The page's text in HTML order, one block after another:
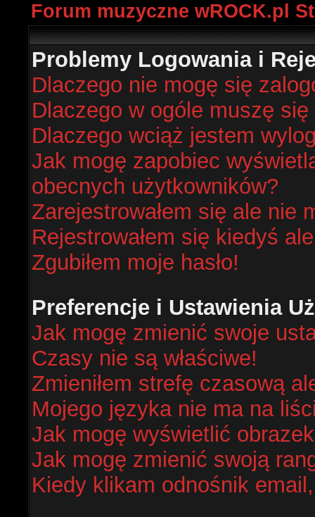
Forum muzyczne wROCK.pl
Problemy Logowania i
Dlaczego nie mogę się
Dlaczego w ogóle muszę
Dlaczego wciąż jestem
Jak mogę zapobiec
obecnych użytkowników?
Zarejestrowałem się ale nie
Rejestrowałem się kiedyś
Zgubiłem moje hasło!
Preferencje i Ustawienia
Jak mogę zmienić swoje
Czasy nie są właściwe!
Zmieniłem strefę czasową
Mojego języka nie ma na
Jak mogę wyświetlić
Jak mogę zmienić swoją
Kiedy klikam odnośnik